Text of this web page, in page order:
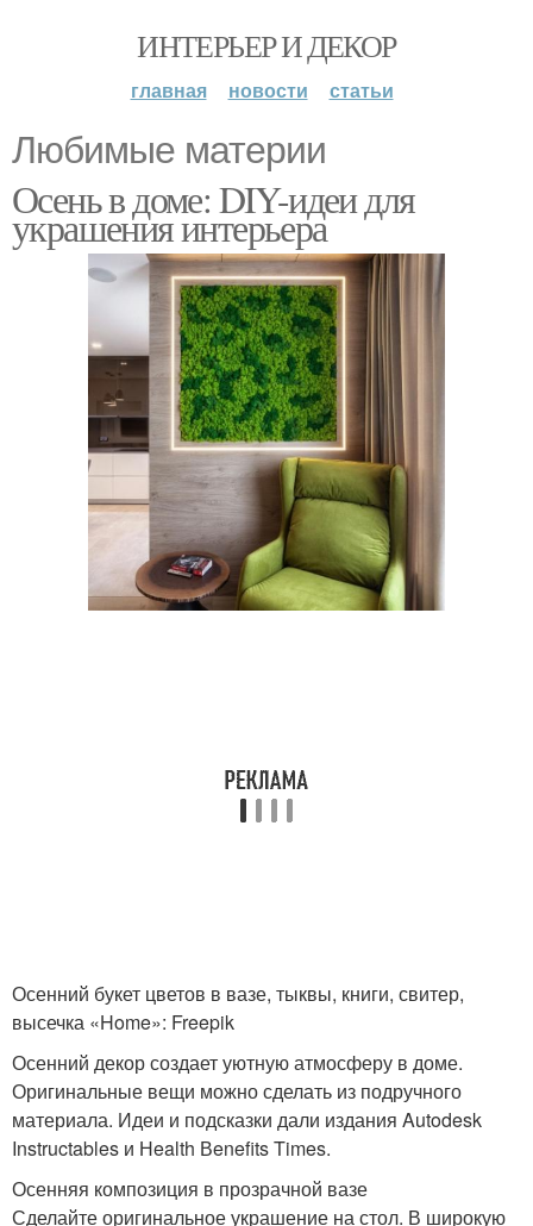
ИНТЕРЬЕР И ДЕКОР
главная новости статьи
Любимые материи
Осень в доме: DIY-идеи для
украшения интерьера
Осенний букет цветов в вазе, тыквы, книги, свитер,
высечка «Home»: Freepik
Осенний декор создает уютную атмосферу в доме.
Оригинальные вещи можно сделать из подручного
материала. Идеи и подсказки дали издания Autodesk
Instructables и Нealth Вenefits Times.
Осенняя композиция в прозрачной вазе
Сделайте оригинальное украшение на стол. В широкую